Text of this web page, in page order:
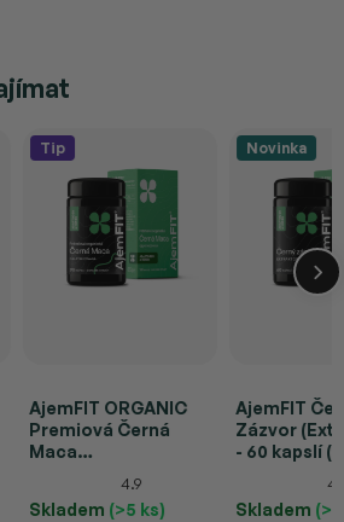
Tip
AjemFIT ORGANIC
Premiová Černá
Maca
(Želatinizovaná) – 90
kapslí (67,5g)
4.9
Skladem (>5 ks)
Novinka
AjemFIT
Zázvor
- 60 kapslí
Skladem